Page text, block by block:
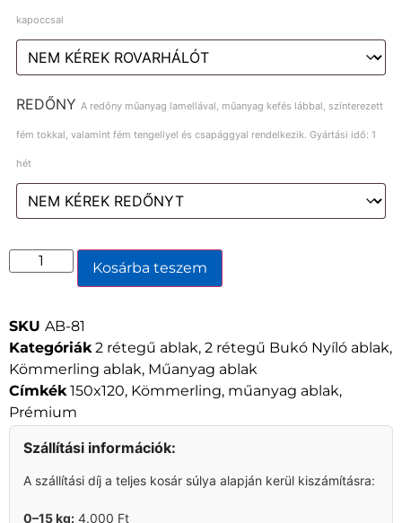
kapoccsal
REDŐNY A redőny műanyag lamellával, műanyag kefés lábbal, színterezett
fém tokkal, valamint fém tengellyel és csapággyal rendelkezik. Gyártási idő: 1
hét
Kosárba teszem
SKU AB-81
Kategóriák 2 rétegű ablak, 2 rétegű Bukó Nyíló ablak,
Kömmerling ablak, Műanyag ablak
Címkék 150x120, Kömmerling, műanyag ablak,
Prémium
Szállítási információk:
A szállítási díj a teljes kosár súlya alapján kerül kiszámításra:
0–15 kg: 4.000 Ft